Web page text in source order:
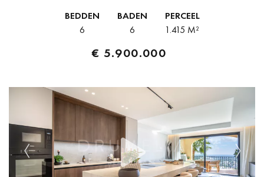
Costa del Sol....
BEDDEN
6
BADEN
6
PERCEEL
1.415 M²
€ 5.900.000
Previous Next